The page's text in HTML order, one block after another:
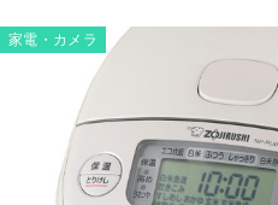
家電・カメラ